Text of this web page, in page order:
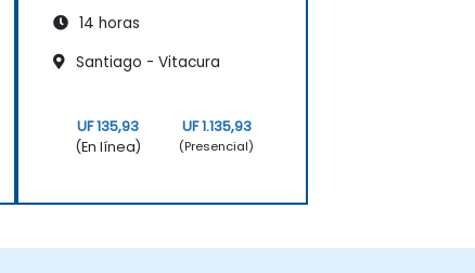
14 horas
Santiago - Vitacura
UF 135,93
(En línea)
UF 1.135,93
(Presencial)